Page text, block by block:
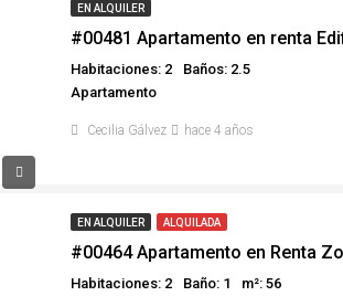
EN ALQUILER
Habitaciones: 2
Baños: 2.5
Apartamento
Cecilia Gálvez hace 4 años
EN ALQUILER ALQUILADA
#00464 Apartamento en Renta
Habitaciones: 2 Baño: 1
m²: 56